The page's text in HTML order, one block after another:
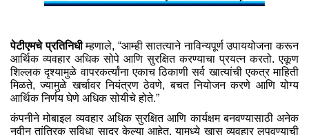
पेटीएमचे प्रतिनिधीम्हणाले, “आम्ही सातत्याने नाविन्यपूर्ण उपाययोजना करून
आर्थिक व्यवहार अधिक सोपे आणि सुरक्षित करण्याचा प्रयत्न करतो. एकूण
शिल्लक दृश्यामुळे वापरकर्त्यांना एकाच ठिकाणी सर्व खात्यांची एकत्र माहिती
मिळते, ज्यामुळे खर्चावर नियंत्रण ठेवणे, बचत नियोजन करणे आणि योग्य
आर्थिक निर्णय घेणे अधिक सोयीचे होते.”
कंपनीने मोबाइल व्यवहार अधिक सुरक्षित आणि कार्यक्षम बनवण्यासाठी अनेक
नवीन तांत्रिक सुविधा सादर केल्या आहेत. यामध्ये खास व्यवहार लपवण्याची